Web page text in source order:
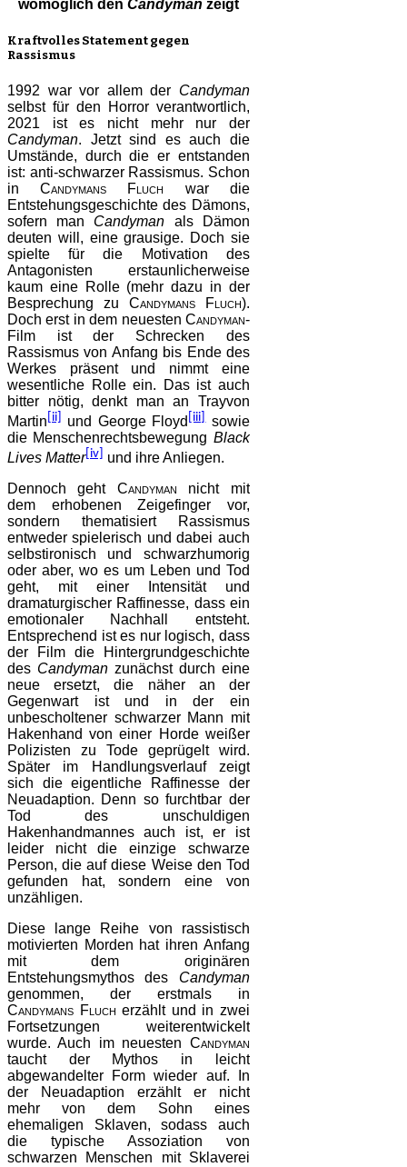
womöglich den Candyman zeigt
Kraftvolles Statement gegen
Rassismus
1992 war vor allem der Candyman
selbst für den Horror verantwortlich,
2021 ist es nicht mehr nur der
Candyman. Jetzt sind es auch die
Umstände, durch die er entstanden
ist: anti-schwarzer Rassismus. Schon
inCandymans Fluch war die
Entstehungsgeschichte des Dämons,
sofern man Candyman als Dämon
deuten will, eine grausige. Doch sie
spielte für die Motivation des
Antagonisten erstaunlicherweise
kaum eine Rolle (mehr dazu in der
Besprechung zu Candymans Fluch).
Doch erst in dem neuesten Candyman-
Film ist der Schrecken des
Rassismus von Anfang bis Ende des
Werkes präsent und nimmt eine
wesentliche Rolle ein. Das ist auch
bitter nötig, denkt man an Trayvon
Martin [ii] und George Floyd [iii] sowie
die Menschenrechtsbewegung Black
Lives Matter[iv]
und ihre Anliegen.
Dennoch geht Candyman nicht mit
dem erhobenen Zeigefinger vor,
sondern thematisiert Rassismus
entweder spielerisch und dabei auch
selbstironisch und schwarzhumorig
oder aber, wo es um Leben und Tod
geht, mit einer Intensität und
dramaturgischer Raffinesse, dass ein
emotionaler Nachhall entsteht.
Entsprechend ist es nur logisch, dass
der Film die Hintergrundgeschichte
des Candyman zunächst durch eine
neue ersetzt, die näher an der
Gegenwart ist und in der ein
unbescholtener schwarzer Mann mit
Hakenhand von einer Horde weißer
Polizisten zu Tode geprügelt wird.
Später im Handlungsverlauf zeigt
sich die eigentliche Raffinesse der
Neuadaption. Denn so furchtbar der
Tod des unschuldigen
Hakenhandmannes auch ist, er ist
leider nicht die einzige schwarze
Person, die auf diese Weise den Tod
gefunden hat, sondern eine von
unzähligen.
Diese lange Reihe von rassistisch
motivierten Morden hat ihren Anfang
mit dem originären
Entstehungsmythos des Candyman
genommen, der erstmals in
Candymans Fluch erzählt und in zwei
Fortsetzungen weiterentwickelt
wurde. Auch im neuesten Candyman
taucht der Mythos in leicht
abgewandelter Form wieder auf. In
der Neuadaption erzählt er nicht
mehr von dem Sohn eines
ehemaligen Sklaven, sodass auch
die typische Assoziation von
schwarzen Menschen mit Sklaverei